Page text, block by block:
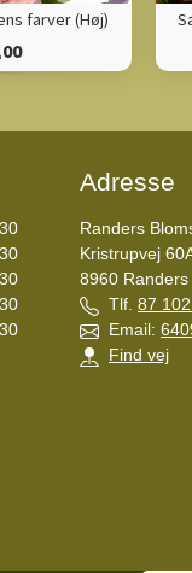
farver (Høj)
Adresse
Randers
Kristrupvej
8960
Tlf. 87
Email:
Find vej